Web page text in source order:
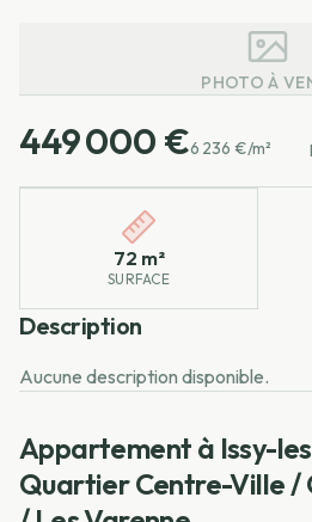
PHOTO À
449 000 €6 236 €/m²
Caractéristiques
72 m²
SURFACE
Description
Aucune description disponible.
Appartement à Issy-
Quartier Centre-Ville /